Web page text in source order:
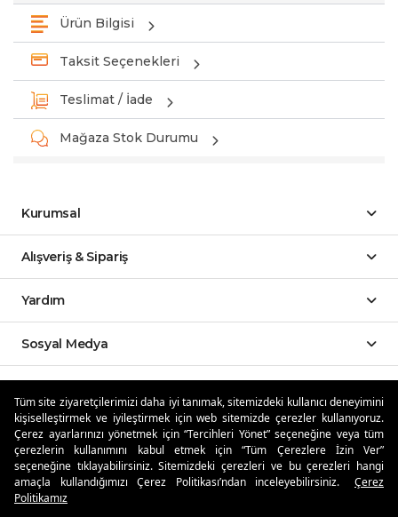
Tüm site ziyaretçilerimizi daha iyi tanımak, sitemizdeki kullanıcı deneyimini
kişiselleştirmek ve iyileştirmek için web sitemizde çerezler kullanıyoruz.
Çerez ayarlarınızı yönetmek için “Tercihleri Yönet” seçeneğine veya tüm
çerezlerin kullanımını kabul etmek için “Tüm Çerezlere İzin Ver”
seçeneğine tıklayabilirsiniz. Sitemizdeki çerezleri ve bu çerezleri hangi
amaçla kullandığımızı Çerez Politikası’ndan inceleyebilirsiniz.
Çerez
Politikamız
Ürün Bilgisi
Taksit Seçenekleri
Teslimat / İade
Mağaza Stok Durumu
Kurumsal
Alışveriş & Sipariş
Yardım
Sosyal Medya
Özdilekteyim'de Taksit Avantajları
Güvenli Alışveriş